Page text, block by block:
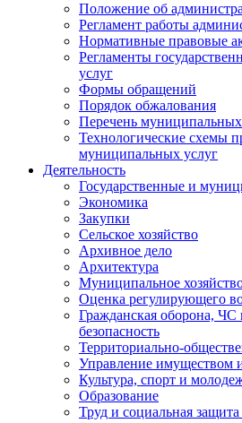
Положение об
Регламент работы
Нормативные правовые
Регламенты
услуг
Формы обращений
Порядок обжалования
Перечень муниципальных
Технологические схемы
муниципальных услуг
Деятельность
Государственные и
Экономика
Закупки
Сельское хозяйство
Архивное дело
Архитектура
Муниципальное
Оценка регулирующего
Гражданская оборона, ЧС
безопасность
Территориально-
Управление имуществом
Культура, спорт и
Образование
Труд и социальная